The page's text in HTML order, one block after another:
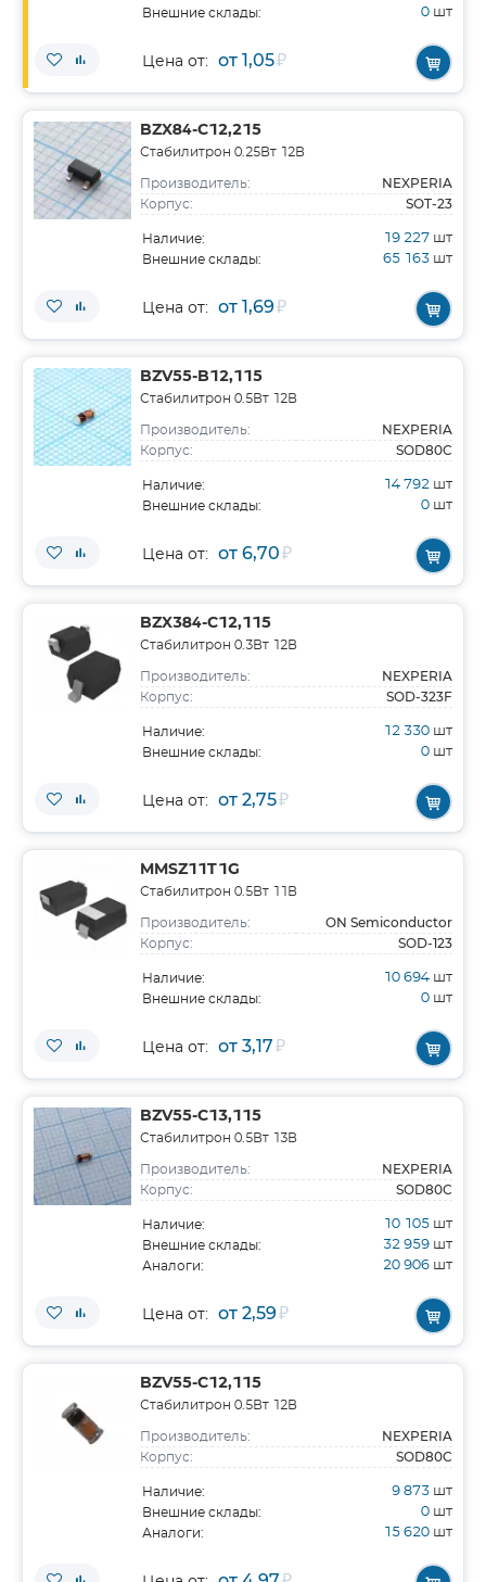
Внешние склады: 0 шт
Цена от: от 1,05₽
BZX84-C12,215
Стабилитрон 0.25Вт 12В
Производитель: NEXPERIA
Корпус: SOT-23
Наличие: 19 227 шт
Внешние склады: 65 163 шт
Цена от: от 1,69₽
BZV55-B12,115
Стабилитрон 0.5Вт 12В
Производитель: NEXPERIA
Корпус: SOD80C
Наличие: 14 792 шт
Внешние склады: 0 шт
Цена от: от 6,70₽
BZX384-C12,115
Стабилитрон 0.3Вт 12В
Производитель: NEXPERIA
Корпус: SOD-323F
Наличие: 12 330 шт
Внешние склады: 0 шт
Цена от: от 2,75₽
MMSZ11T1G
Стабилитрон 0.5Вт 11В
Производитель: ON Semiconductor
Корпус: SOD-123
Наличие: 10 694 шт
Внешние склады: 0 шт
Цена от: от 3,17₽
BZV55-C13,115
Стабилитрон 0.5Вт 13В
Производитель: NEXPERIA
Корпус: SOD80C
Наличие: 10 105 шт
Внешние склады: 32 959 шт
Аналоги: 20 906 шт
Цена от: от 2,59₽
BZV55-C12,115
Стабилитрон 0.5Вт 12В
Производитель: NEXPERIA
Корпус: SOD80C
Наличие: 9 873 шт
Внешние склады: 0 шт
Аналоги: 15 620 шт